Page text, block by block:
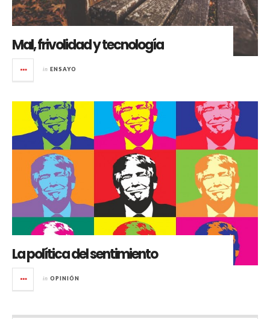
Mal, frivolidad y tecnología
in ENSAYO
La política del sentimiento
in OPINIÓN